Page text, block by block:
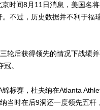
间8月11日消息， 美国名
。不过，历史数据并不利于
后获得领先的情况下战绩并
。
赛，杜夫纳在Atlanta
当时在后9洞还一度领先五